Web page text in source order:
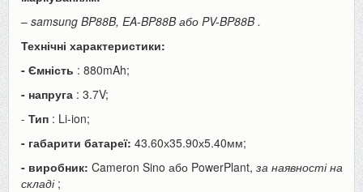
– samsung BP88B, EA-BP88B або PV-BP88B .
Технічні характеристики:
- Ємність : 880mAh;
- напруга : 3.7V;
- Тип : Li-ion;
- габарити батареї: 43.60х35.90х5.40мм;
- виробник: Cameron Sino або PowerPlant, за наявності на
складі;